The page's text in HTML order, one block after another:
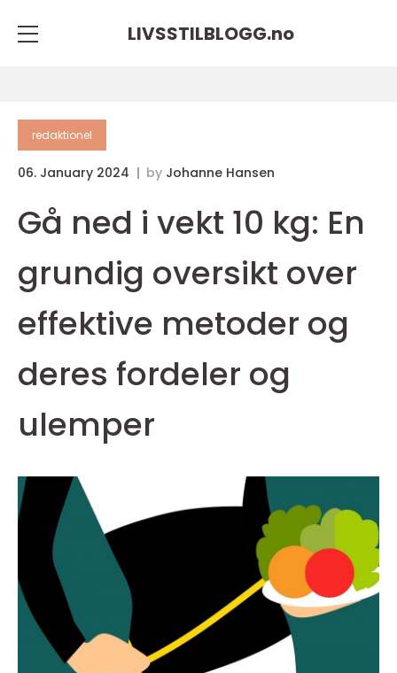
LIVSSTILBLOGG.no
redaktionel
06. January 2024 by Johanne Hansen
Gå ned i vekt 10 kg: En
grundig oversikt over
effektive metoder og
deres fordeler og
ulemper